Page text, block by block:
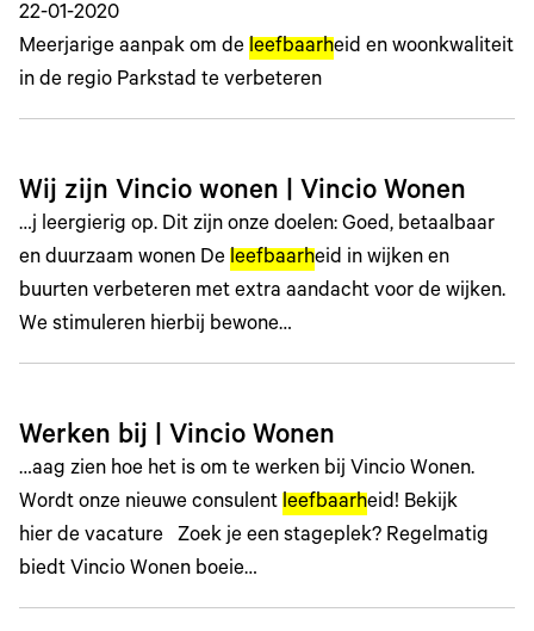
22-01-2020
Meerjarige aanpak om de leefbaarheid en woonkwaliteit
in de regio Parkstad te verbeteren
Wij zijn Vincio wonen | Vincio Wonen
…j leergierig op. Dit zijn onze doelen: Goed, betaalbaar
en duurzaam wonen De leefbaarheid in wijken en
buurten verbeteren met extra aandacht voor de wijken.
We stimuleren hierbij bewone…
Werken bij | Vincio Wonen
…aag zien hoe het is om te werken bij Vincio Wonen.
Wordt onze nieuwe consulent leefbaarheid! Bekijk
hier de vacature Zoek je een stageplek? Regelmatig
biedt Vincio Wonen boeie…